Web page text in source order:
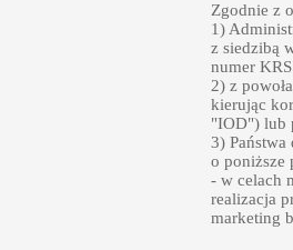
Zgodnie z
1)
z siedzibą
numer
2) z
kierując
"IOD") lub
3)
o poniższe
- w celach
realizacja
marketing